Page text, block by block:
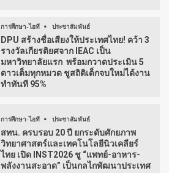
การศึกษา-ไอที ประชาสัมพันธ์
DPU สร้างชื่อเสียงให้ประเทศไทย! คว้า 3
รางวัลเกียรติยศจาก IEAC เป็น
มหาวิทยาลัยแรก พร้อมกวาดประเมิน 5
ดาวเต็มทุกหมวด ชูสถิติเด็กจบใหม่ได้งาน
ทำทันที 95%
การศึกษา-ไอที ประชาสัมพันธ์
สทน. ครบรอบ 20 ปี ยกระดับศักยภาพ
วิทยาศาสตร์และเทคโนโลยีนิวเคลียร์
ไทย เปิด INST2026 ชู “แพทย์-อาหาร-
พลังงานสะอาด” เป็นกลไกพัฒนาประเทศ